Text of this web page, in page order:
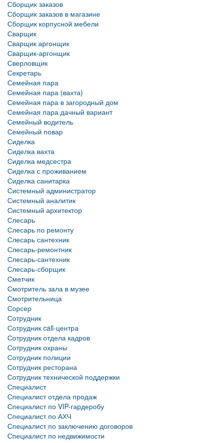
Сборщик заказов
Сборщик заказов в магазине
Сборщик корпусной мебели
Сварщик
Сварщик аргонщик
Сварщик-аргонщик
Сверловщик
Секретарь
Семейная пара
Семейная пара (вахта)
Семейная пара в загородный дом
Семейная пара дачный вариант
Семейный водитель
Семейный повар
Сиделка
Сиделка вахта
Сиделка медсестра
Сиделка с проживанием
Сиделка санитарка
Системный администратор
Системный аналитик
Системный архитектор
Слесарь
Слесарь по ремонту
Слесарь сантехник
Слесарь-ремонтник
Слесарь-сантехник
Слесарь-сборщик
Сметчик
Смотритель зала в музее
Смотрительница
Сорсер
Сотрудник
Сотрудник call-центра
Сотрудник отдела кадров
Сотрудник охраны
Сотрудник полиции
Сотрудник ресторана
Сотрудник технической поддержки
Специалист
Специалист отдела продаж
Специалист по VIP-гардеробу
Специалист по АХЧ
Специалист по заключению договоров
Специалист по недвижимости